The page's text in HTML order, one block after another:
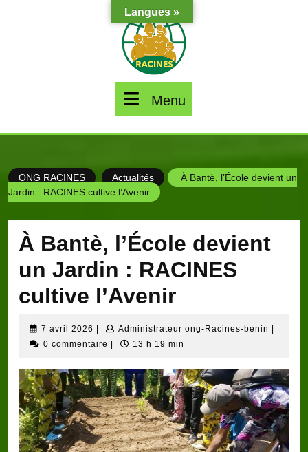
Menu
ONG RACINES Actualités
À Bantè, l’École devient un
Jardin : RACINES cultive l’Avenir
À Bantè, l’École devient
un Jardin : RACINES
cultive l’Avenir
7 avril 2026 7
avril
Administrateur ong-Racines-benin
benin
0 commentaire
13 h 19 min
Langues »